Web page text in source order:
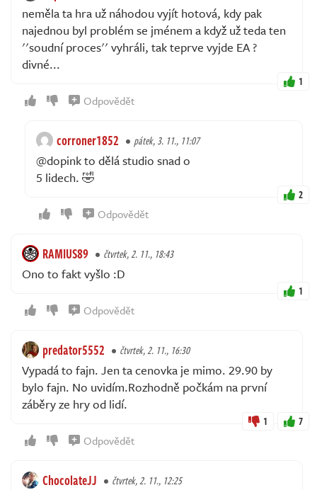
neměla ta hra už náhodou vyjít hotová, kdy pak
najednou byl problém se jménem a když už teda ten
''soudní proces'' vyhráli, tak teprve vyjde EA ?
divné...
1
Odpovědět
corroner1852 pátek, 3. 11., 11:07
@dopink to dělá studio snad o
5 lidech. 🤣
2
Odpovědět
RAMIUS89 čtvrtek, 2. 11., 18:43
Ono to fakt vyšlo :D
1
Odpovědět
predator5552 čtvrtek, 2. 11., 16:30
Vypadá to fajn. Jen ta cenovka je mimo. 29.90 by
bylo fajn. No uvidím.Rozhodně počkám na první
záběry ze hry od lidí.
1 7
Odpovědět
ChocolateJJ čtvrtek, 2. 11., 12:25